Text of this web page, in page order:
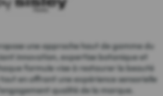
une approche haut de gamme du
innovation, expertise botanique et
formule vise à restaurer la beauté
en offrant une expérience sensorielle
qualité de la marque.